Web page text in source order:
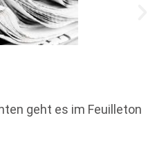
geht es im Feuilleton